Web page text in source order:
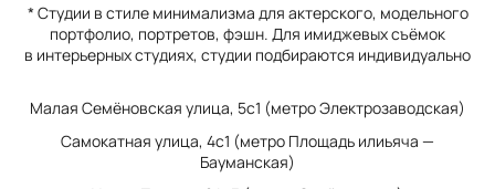
* Студии в стиле минимализма для актерского, модельного
портфолио, портретов, фэшн. Для имиджевых съёмок
в интерьерных студиях, студии подбираются индивидуально
Малая Семёновская улица, 5с1 (метро Электрозаводская)
Самокатная улица, 4с1 (метро Площадь илиьяча —
Бауманская)